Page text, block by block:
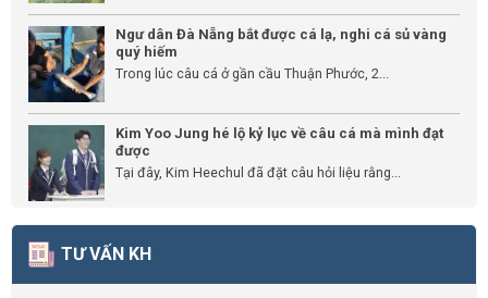
Ngư dân Đà Nẵng bắt được cá lạ, nghi cá sủ vàng
quý hiếm
Trong lúc câu cá ở gần cầu Thuận Phước, 2...
Kim Yoo Jung hé lộ kỷ lục về câu cá mà mình đạt
được
Tại đây, Kim Heechul đã đặt câu hỏi liệu rằng...
TƯ VẤN KH